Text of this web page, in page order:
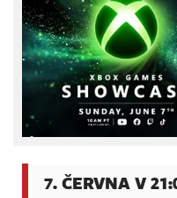
7. ČERVNA V